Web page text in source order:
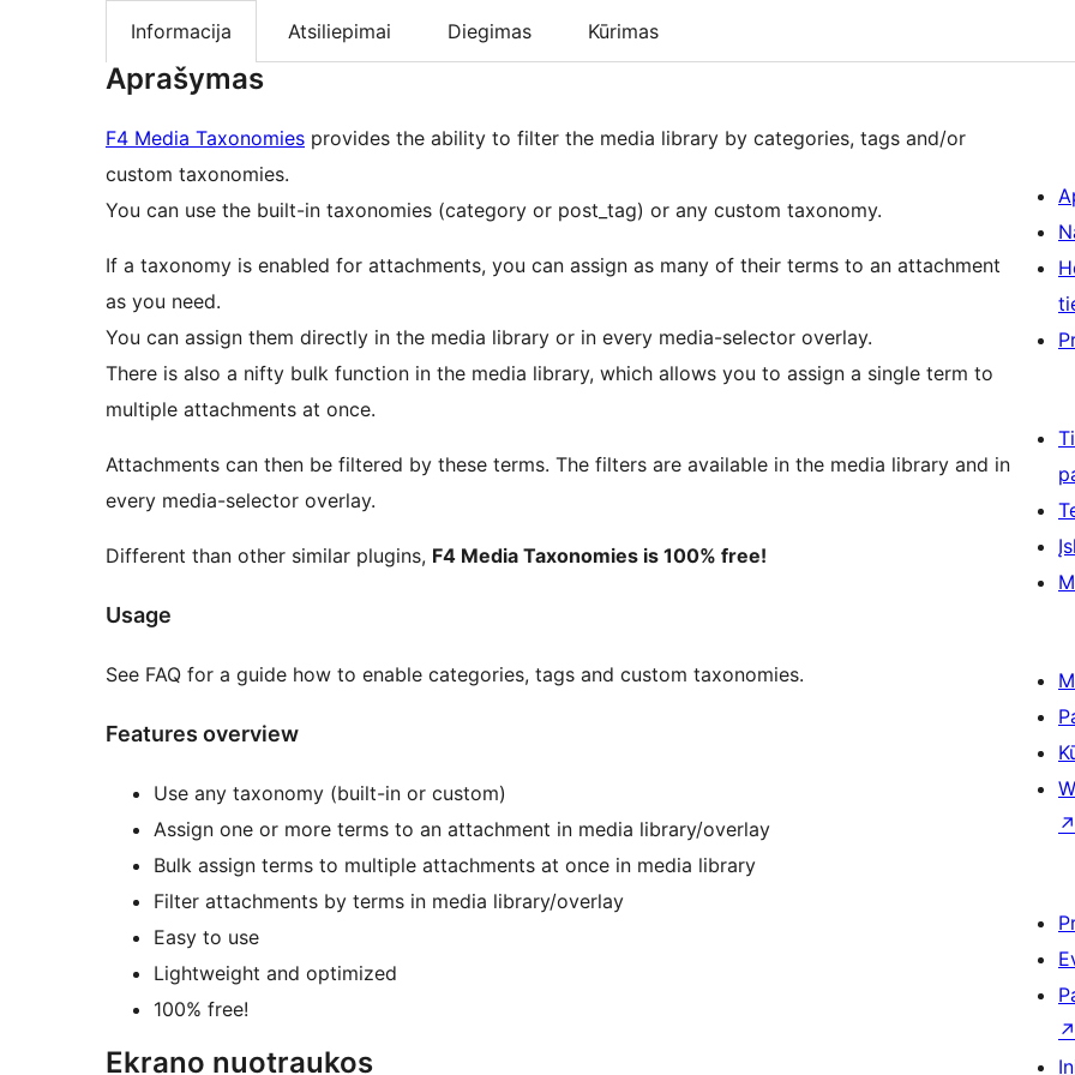
Informacija Atsiliepimai Diegimas Kūrimas
Aprašymas
F4 Media Taxonomies provides the ability to filter the media library by categories, tags and/or
custom taxonomies.
You can use the built-in taxonomies (category or post_tag) or any custom taxonomy.
If a taxonomy is enabled for attachments, you can assign as many of their terms to an attachment
as you need.
You can assign them directly in the media library or in every media-selector overlay.
There is also a nifty bulk function in the media library, which allows you to assign a single term to
multiple attachments at once.
Attachments can then be filtered by these terms. The filters are available in the media library and in
every media-selector overlay.
Different than other similar plugins, F4 Media Taxonomies is 100% free!
Usage
See FAQ for a guide how to enable categories, tags and custom taxonomies.
Features overview
Use any taxonomy (built-in or custom)
Assign one or more terms to an attachment in media library/overlay
Bulk assign terms to multiple attachments at once in media library
Filter attachments by terms in media library/overlay
Easy to use
Lightweight and optimized
100% free!
Ekrano nuotraukos
↗
↗